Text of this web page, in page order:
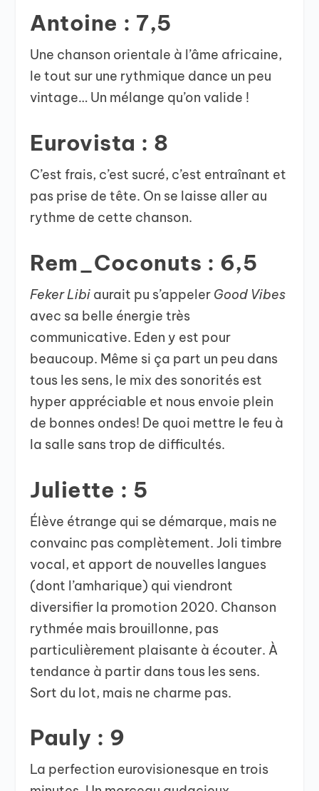
Antoine : 7,5
Une chanson orientale à l’âme africaine,
le tout sur une rythmique dance un peu
vintage… Un mélange qu’on valide !
Eurovista : 8
C’est frais, c’est sucré, c’est entraînant et
pas prise de tête. On se laisse aller au
rythme de cette chanson.
Rem_Coconuts : 6,5
Feker Libi aurait pu s’appeler Good Vibes
avec sa belle énergie très
communicative. Eden y est pour
beaucoup. Même si ça part un peu dans
tous les sens, le mix des sonorités est
hyper appréciable et nous envoie plein
de bonnes ondes! De quoi mettre le feu à
la salle sans trop de difficultés.
Juliette : 5
Élève étrange qui se démarque, mais ne
convainc pas complètement. Joli timbre
vocal, et apport de nouvelles langues
(dont l’amharique) qui viendront
diversifier la promotion 2020. Chanson
rythmée mais brouillonne, pas
particulièrement plaisante à écouter. À
tendance à partir dans tous les sens.
Sort du lot, mais ne charme pas.
Pauly : 9
La perfection eurovisionesque en trois